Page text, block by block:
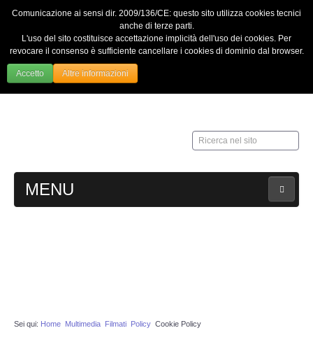
Comunicazione ai sensi dir. 2009/136/CE: questo sito utilizza cookies tecnici
anche di terze parti.
L'uso del sito costituisce accettazione implicità dell'uso dei cookies. Per
revocare il consenso è sufficiente cancellare i cookies di dominio dal browser.
Accetto Altre informazioni
Ricerca
nel
MENU
Redazione
Sei qui: Home Multimedia Filmati Policy Cookie Policy